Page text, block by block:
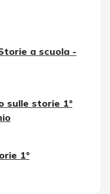
a scuola -
sulle storie 1°
1°